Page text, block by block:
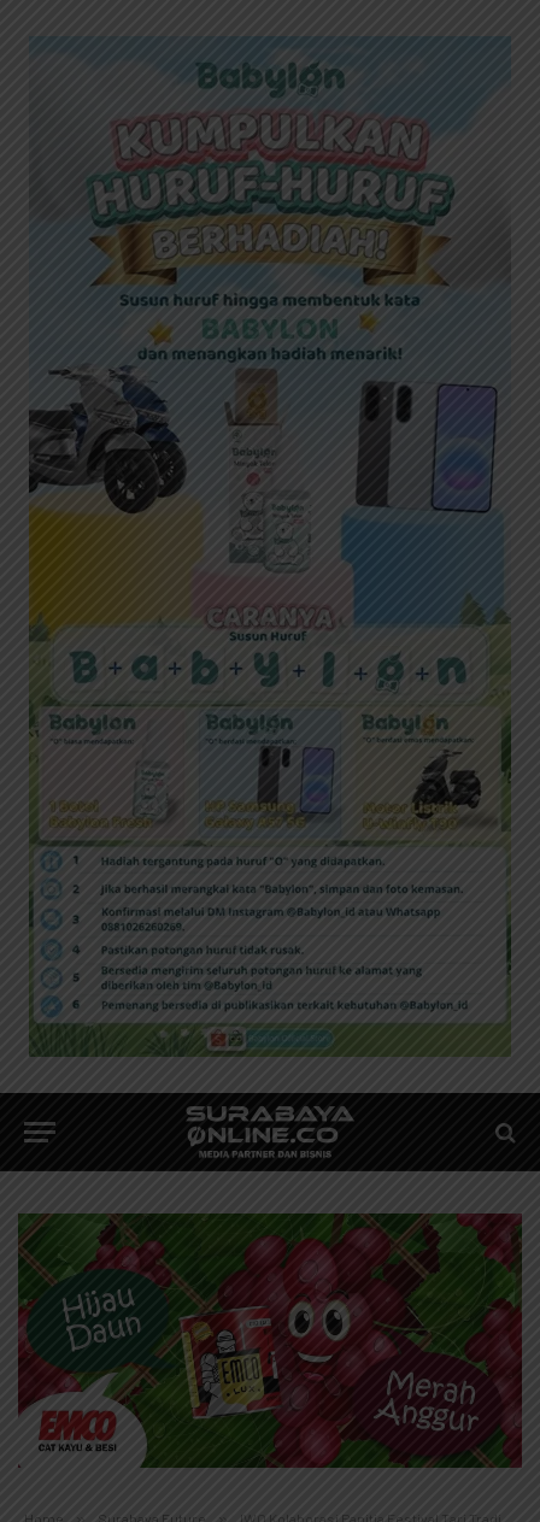
Home Surabaya Future IWO Kolaborasi Panitia Festival Tari Tradisional Pelajar 2019 Unesa Galang Pelestarian Budaya